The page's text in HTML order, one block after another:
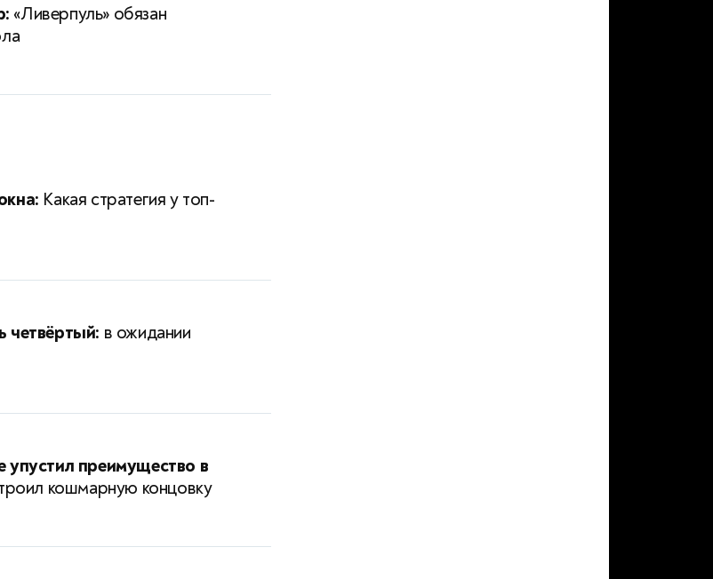
«Ливерпуль» обязан
Какая стратегия у топ-
четвёртый: в ожидании
упустил преимущество в
кошмарную концовку